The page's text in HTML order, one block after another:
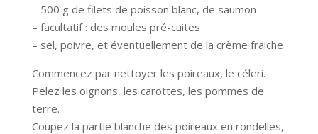
– 500 g de filets de poisson blanc, de saumon
– facultatif : des moules pré-cuites
– sel, poivre, et éventuellement de la crème fraiche
Commencez par nettoyer les poireaux, le céleri.
Pelez les oignons, les carottes, les pommes de
terre.
Coupez la partie blanche des poireaux en rondelles,